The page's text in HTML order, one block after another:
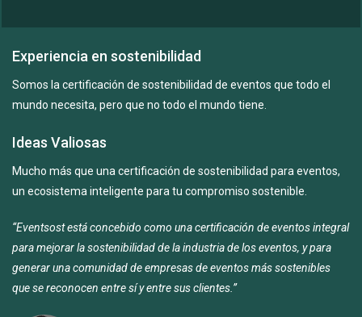
Experiencia en sostenibilidad
Somos la certificación de sostenibilidad de eventos que todo el
mundo necesita, pero que no todo el mundo tiene.
Ideas Valiosas
Mucho más que una certificación de sostenibilidad para eventos,
un ecosistema inteligente para tu compromiso sostenible.
“Eventsost está concebido como una certificación de eventos integral
para mejorar la sostenibilidad de la industria de los eventos, y para
generar una comunidad de empresas de eventos más sostenibles
que se reconocen entre sí y entre sus clientes.”